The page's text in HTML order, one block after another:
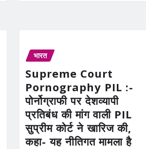
भारत
Supreme Court
Pornography PIL :-
पोर्नोग्राफी पर देशव्यापी
प्रतिबंध की मांग वाली PIL
सुप्रीम कोर्ट ने खारिज की,
कहा- यह नीतिगत मामला है